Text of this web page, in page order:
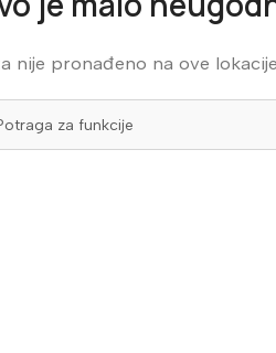
nije pronađeno na ove